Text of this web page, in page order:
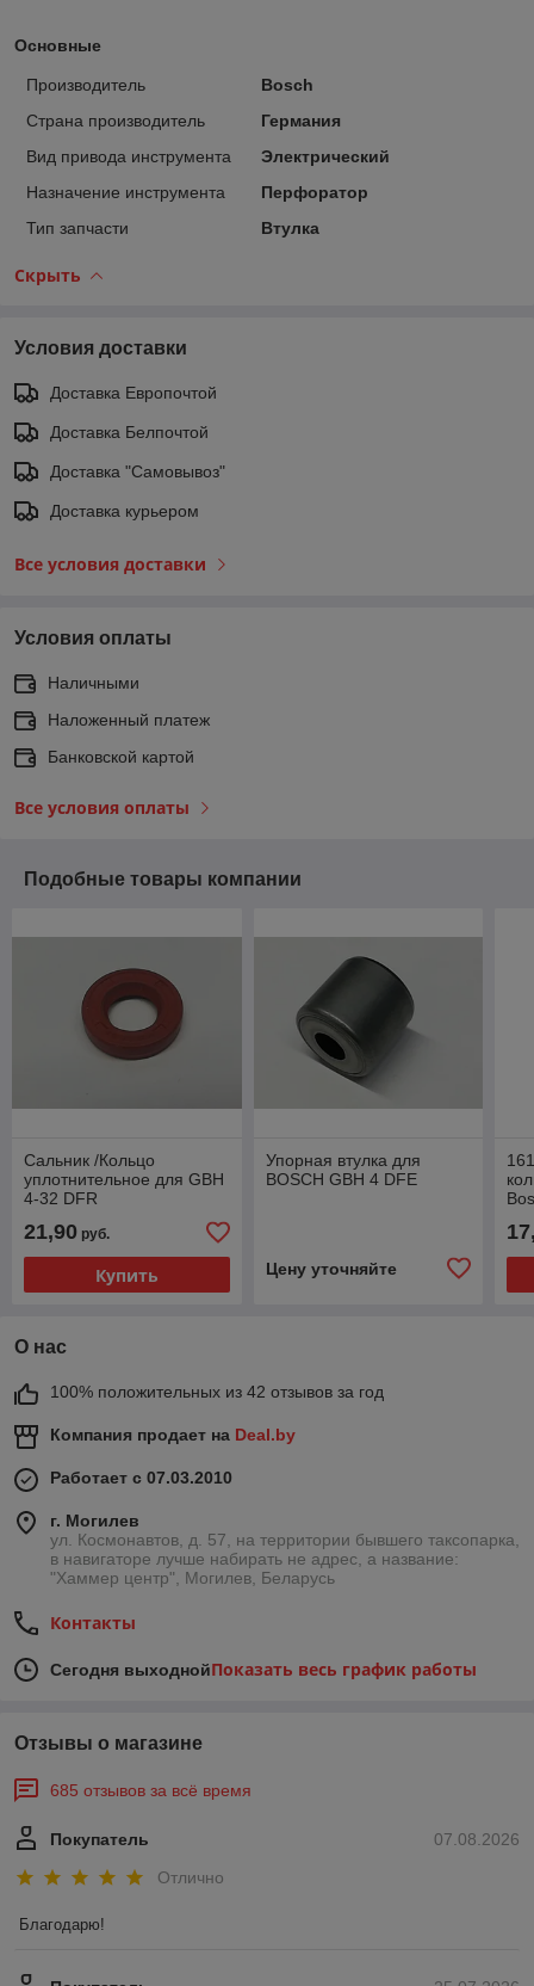
Основные
Производитель
Bosch
Страна производитель
Германия
Вид привода инструмента
Электрический
Назначение инструмента
Перфоратор
Тип запчасти
Втулка
Скрыть
Условия доставки
Доставка Европочтой
Доставка Белпочтой
Доставка "Самовывоз"
Доставка курьером
Все условия доставки
Условия оплаты
Наличными
Наложенный платеж
Банковской картой
Все условия оплаты
Подобные товары компании
Сальник /Кольцо
уплотнительное для GBH
4-32 DFR
21,90 руб.
Купить
Упорная втулка для
BOSCH GBH 4 DFE
Цену уточняйте
О нас
100% положительных из 42 отзывов за год
Компания продает на Deal.by
Работает с 07.03.2010
г. Могилев
ул. Космонавтов, д. 57, на территории бывшего таксопарка,
в навигаторе лучше набирать не адрес, а название:
"Хаммер центр", Могилев, Беларусь
Контакты
Сегодня выходнойПоказать весь график работы
Отзывы о магазине
685 отзывов за всё время
07.08.2026
Покупатель
Отлично
Благодарю!